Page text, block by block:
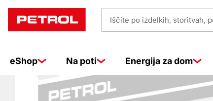
Prodajna
mesta
Iščite
storitvah,
…
eShop Na poti Energija za dom